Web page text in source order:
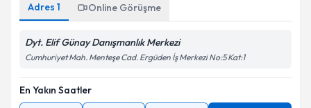
Adres 1 Online Görüşme
Dyt. Elif Günay Danışmanlık Merkezi
Cumhuriyet Mah. Menteşe Cad. Ergüden İş Merkezi No:5 Kat:1
En Yakın Saatler